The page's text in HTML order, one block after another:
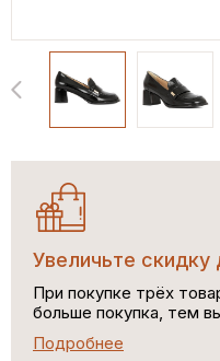
Увеличьте
При покупке трёх
больше покупка, тем
Подробнее